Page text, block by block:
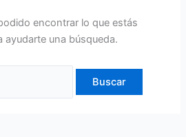
encontrar lo que estás
ayudarte una búsqueda.